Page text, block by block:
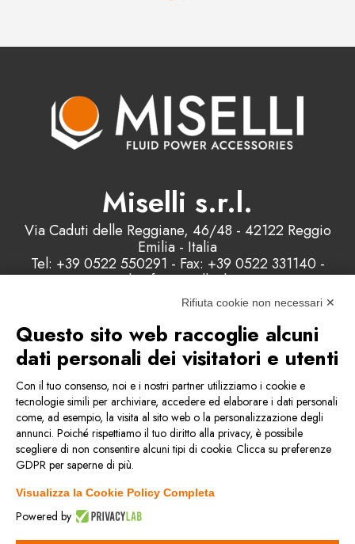
Miselli s.r.l.
Via Caduti delle Reggiane, 46/48 - 42122 Reggio
Emilia - Italia
Tel: +39 0522 550291 - Fax: +39 0522 331140 -
Email: info@misellisrl.com
P.IVA e C.F. : 00178200358 - Capitale Sociale:
Contattaci
Condizioni generali di vendita
Privacy & Cookie Policy
Politica della qualità
Rifiuta cookie non necessari ✕
Questo sito web raccoglie alcuni
dati personali dei visitatori e utenti
Con il tuo consenso, noi e i nostri partner utilizziamo i cookie e
tecnologie simili per archiviare, accedere ed elaborare i dati personali
come, ad esempio, la visita al sito web o la personalizzazione degli
annunci. Poiché rispettiamo il tuo diritto alla privacy, è possibile
scegliere di non consentire alcuni tipi di cookie. Clicca su preferenze
GDPR per saperne di più.
Visualizza la Cookie Policy Completa
Powered by